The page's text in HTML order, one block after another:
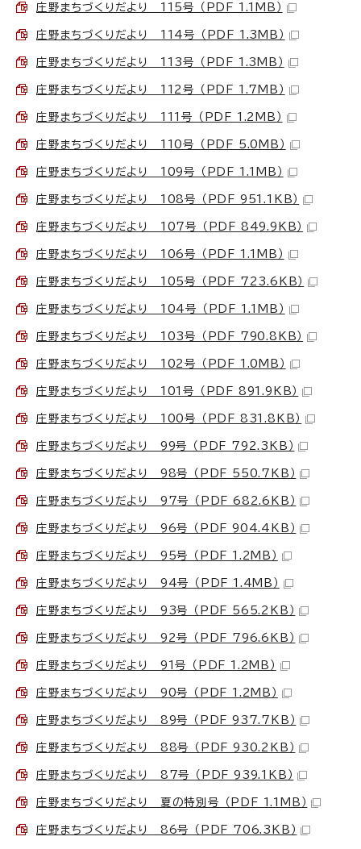
庄野まちづくりだより 115号 （PDF 1.1MB）
庄野まちづくりだより 114号 （PDF 1.3MB）
庄野まちづくりだより 113号 （PDF 1.3MB）
庄野まちづくりだより 112号 （PDF 1.7MB）
庄野まちづくりだより 111号 （PDF 1.2MB）
庄野まちづくりだより 110号 （PDF 5.0MB）
庄野まちづくりだより 109号 （PDF 1.1MB）
庄野まちづくりだより 108号 （PDF 951.1KB）
庄野まちづくりだより 107号 （PDF 849.9KB）
庄野まちづくりだより 106号 （PDF 1.1MB）
庄野まちづくりだより 105号 （PDF 723.6KB）
庄野まちづくりだより 104号 （PDF 1.1MB）
庄野まちづくりだより 103号 （PDF 790.8KB）
庄野まちづくりだより 102号 （PDF 1.0MB）
庄野まちづくりだより 101号 （PDF 891.9KB）
庄野まちづくりだより 100号 （PDF 831.8KB）
庄野まちづくりだより 99号 （PDF 792.3KB）
庄野まちづくりだより 98号 （PDF 550.7KB）
庄野まちづくりだより 97号 （PDF 682.6KB）
庄野まちづくりだより 96号 （PDF 904.4KB）
庄野まちづくりだより 95号 （PDF 1.2MB）
庄野まちづくりだより 94号 （PDF 1.4MB）
庄野まちづくりだより 93号 （PDF 565.2KB）
庄野まちづくりだより 92号 （PDF 796.6KB）
庄野まちづくりだより 91号 （PDF 1.2MB）
庄野まちづくりだより 90号 （PDF 1.2MB）
庄野まちづくりだより 89号 （PDF 937.7KB）
庄野まちづくりだより 88号 （PDF 930.2KB）
庄野まちづくりだより 87号 （PDF 939.1KB）
庄野まちづくりだより 夏の特別号 （PDF 1.1MB）
庄野まちづくりだより 86号 （PDF 706.3KB）